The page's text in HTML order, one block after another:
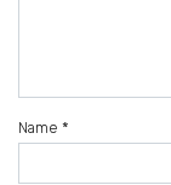
Name *